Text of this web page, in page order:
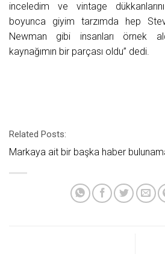
inceledim ve vintage
boyunca giyim tarzımda hep
Newman gibi insanları örnek
kaynağımın bir parçası oldu” dedi.
Related Posts:
Markaya ait bir başka haber